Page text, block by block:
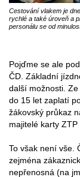
Cestování vlakem je
rychlé a také úroveň a
personálu se od
Pojďme se ale
ČD. Základní
další možnosti.
do 15 let zaplatí
žákovský průkaz
majitelé karty
To však není vše.
zejména
nepřenosná (na